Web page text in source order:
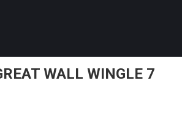
WALL WINGLE 7